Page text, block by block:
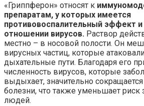
«Гриппферон» относят к
препаратам, у которых имеется
противовоспалительный эффект и
отношении вирусов. Раствор
местно – в носовой полости. Он
вирусных частиц, которые
дыхательные пути. Благодаря его
численность вирусов, которые
выдыхает, значительно
болезни, что также уменьшает риск
людей.